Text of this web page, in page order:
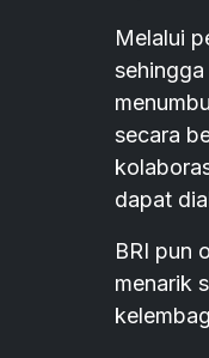
Melalui
secara
dapat
BRI pun
menarik